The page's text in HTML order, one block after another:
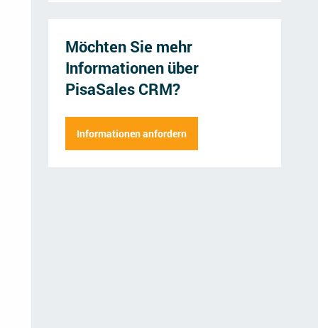
Möchten Sie mehr
Informationen über
PisaSales CRM?
Informationen anfordern